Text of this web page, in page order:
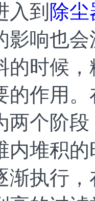
入到 除尘
影响也
的时候
的作用
两个阶
内堆积
渐执行